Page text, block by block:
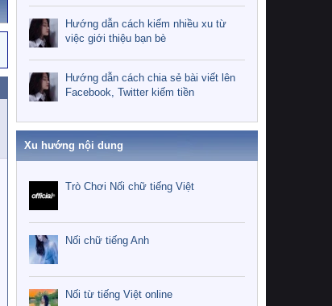
Hướng dẫn cách kiếm nhiều xu từ
việc giới thiệu bạn bè
Hướng dẫn cách chia sẻ bài viết lên
Facebook, Twitter kiếm tiền
Xu hướng nội dung
Trò Chơi Nối chữ tiếng Việt
Nối chữ tiếng Anh
Nối từ tiếng Việt online